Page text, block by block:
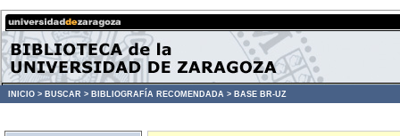
INICIO > BUSCAR > BIBLIOGRAFÍA RECOMENDADA > BASE BR-UZ